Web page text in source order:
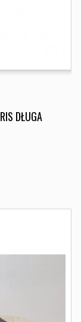
DŁUGA